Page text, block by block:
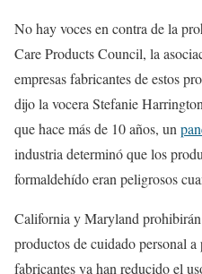
No hay voces en contra de la
Care Products Council, la
empresas fabricantes de estos
dijo la vocera Stefanie
que hace más de 10 años, un
industria determinó que los
formaldehído eran peligrosos
California y Maryland
productos de cuidado personal
fabricantes ya han reducido el